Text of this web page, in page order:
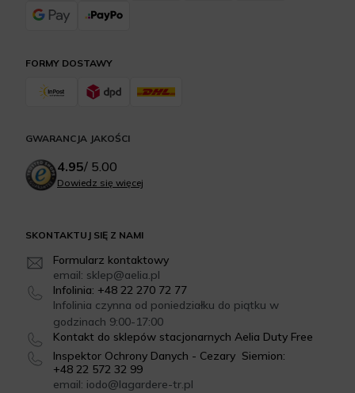
SKONTAKTUJ SIĘ Z NAMI
Formularz kontaktowy
email: sklep@aelia.pl
Infolinia: +48 22 270 72 77
Infolinia czynna od poniedziałku do piątku w
godzinach 9:00-17:00
Kontakt do sklepów stacjonarnych Aelia Duty Free
Inspektor Ochrony Danych - Cezary Siemion:
+48 22 572 32 99
email: iodo@lagardere-tr.pl
FORMY DOSTAWY
GWARANCJA JAKOŚCI
4.95/ 5.00
Dowiedz się więcej